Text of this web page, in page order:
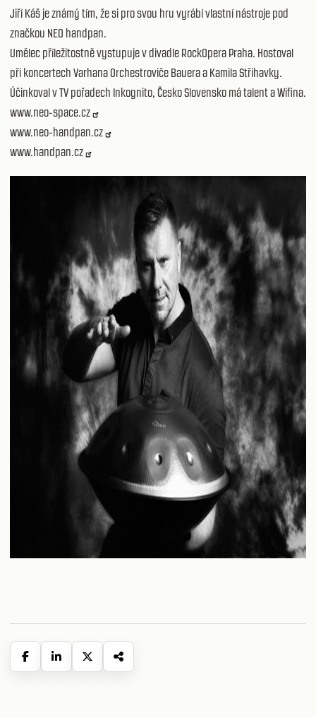
Jiří Káš je známý tím, že si pro svou hru vyrábí vlastní nástroje pod
značkou NEO handpan.
Umělec příležitostně vystupuje v divadle RockOpera Praha. Hostoval
při koncertech Varhana Orchestroviče Bauera a Kamila Střihavky.
Účinkoval v TV pořadech Inkognito, Česko Slovensko má talent a Wifina.
www.neo-space.cz
www.neo-handpan.cz
www.handpan.cz